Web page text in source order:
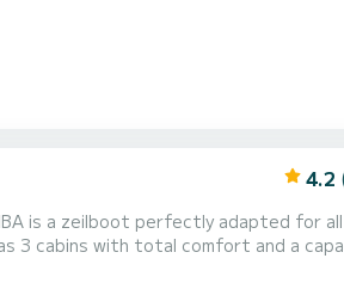
4.2
is a zeilboot perfectly adapted for
best friend when spending